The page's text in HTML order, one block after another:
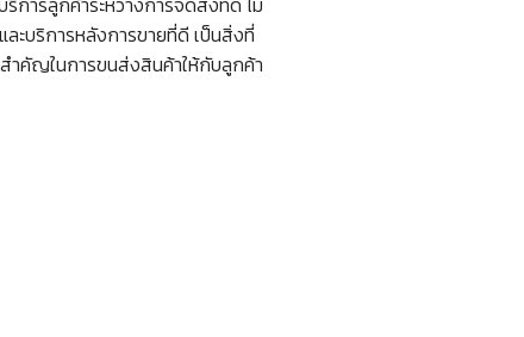
ละบริการหลังการขายที่ดี เป็นสิ่งที่
ำคัญในการขนส่งสินค้าให้กับลูกค้า